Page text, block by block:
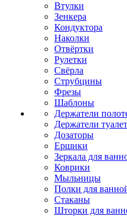
Втулки
Зенкера
Кондуктора
Наколки
Отвёртки
Рулетки
Свёрла
Струбцины
Фрезы
Шаблоны
Держатели
Держатели
Дозаторы
Ершики
Зеркала для
Коврики
Мыльницы
Полки для
Стаканы
Шторки для